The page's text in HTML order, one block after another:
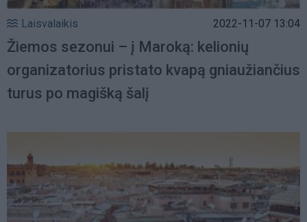
Laisvalaikis 2022-11-07 13:04
Žiemos sezonui – į Maroką: kelionių
organizatorius pristato kvapą gniaužiančius
turus po magišką šalį